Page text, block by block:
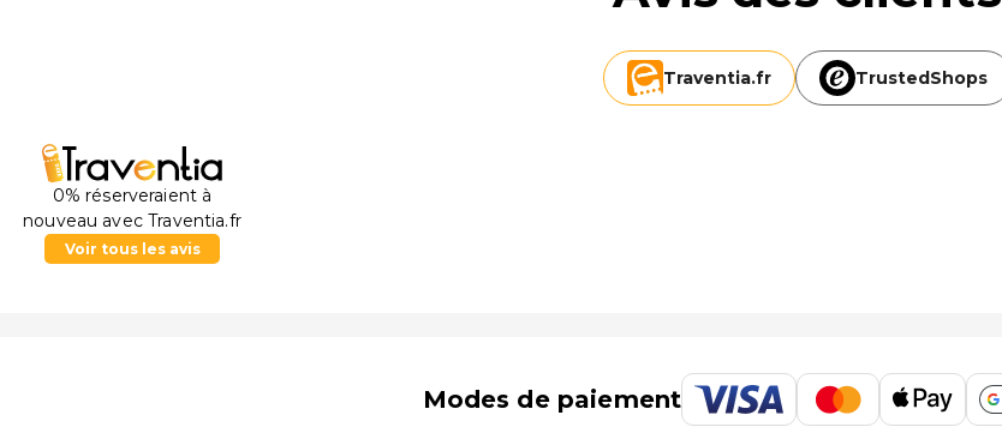
Traventia.fr TrustedShops
0% réserveraient à
nouveau avec Traventia.fr
Voir tous les avis
Modes de paiement